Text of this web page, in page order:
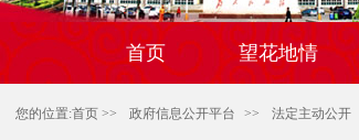
首页 望花地情
您的位置:首页>> 政府信息公开平台 >> 法定主动公开